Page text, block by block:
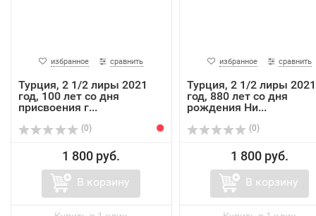
избранное сравнить
Турция, 2 1/2 лиры 2021
год, 100 лет со дня
присвоения г...
(0)
1 800 руб.
В корзину
избранное сравнить
Турция, 2 1/2 лиры 2021
год, 880 лет со дня
рождения Ни...
(0)
1 800 руб.
В корзину